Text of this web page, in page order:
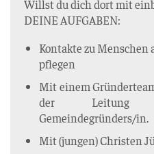
Willst du dich dort mit
DEINE AUFGABEN:
Kon­tak­te zu Men­schen
pflegen
Mit einem
der Lei­tung
Gemeindegründers/in.
Mit (jun­gen) Chris­ten